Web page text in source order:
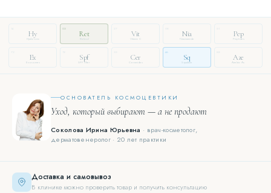
14
Hy
Hyaluronic
03
Ret
Retinol
Vit
Vitamin C
Nia
Niacinamide
Pep
Peptides
Ex
Exosomes
Spf
SPF Filter
Cer
Ceramides
46
Sq
Squalane
Aze
Azelaic Ac.
ОСНОВАТЕЛЬ КОСМОЦЕВТИКИ
Уход, который выбирают — а не продают
Соколова Ирина Юрьевна · врач-косметолог,
дерматовенеролог · 20 лет практики
Доставка и самовывоз
В клинике можно проверить товар и получить консультацию